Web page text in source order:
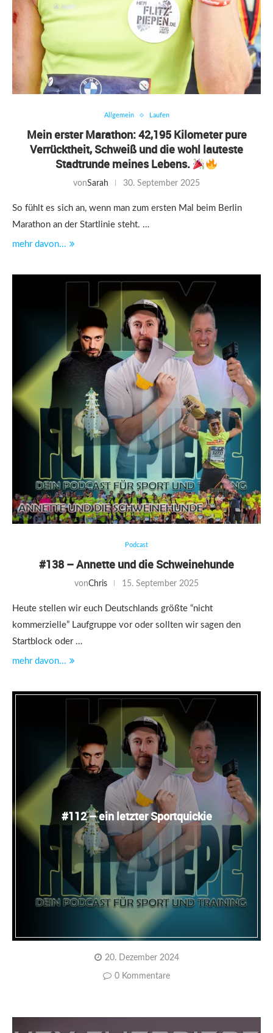
Allgemein Laufen
Mein erster Marathon: 42,195 Kilometer pure
Verrücktheit, Schweiß und die wohl lauteste
Stadtrunde meines Lebens.
vonSarah 30. September 2025
So fühlt es sich an, wenn man zum ersten Mal beim Berlin
Marathon an der Startlinie steht. …
mehr davon...
Podcast
#138 – Annette und die Schweinehunde
vonChris 15. September 2025
Heute stellen wir euch Deutschlands größte “nicht
kommerzielle” Laufgruppe vor oder sollten wir sagen den
Startblock oder …
mehr davon...
#112 – ein letzter Sportquickie
20. Dezember 2024
0 Kommentare